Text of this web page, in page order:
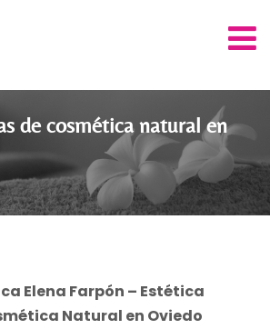
de cosmética natural en
Elena Farpón – Estética
Natural en Oviedo